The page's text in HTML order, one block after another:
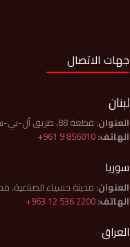
جهات الاتصال
لبنان
العنوان: قطعة 88، طريق أل-بي-سي الجديد، أدما، لبنان
الهاتف:+961 9 856010
سوريا
العنوان: مدينة حسياء
الهاتف:+963 12 536 2200
العراق